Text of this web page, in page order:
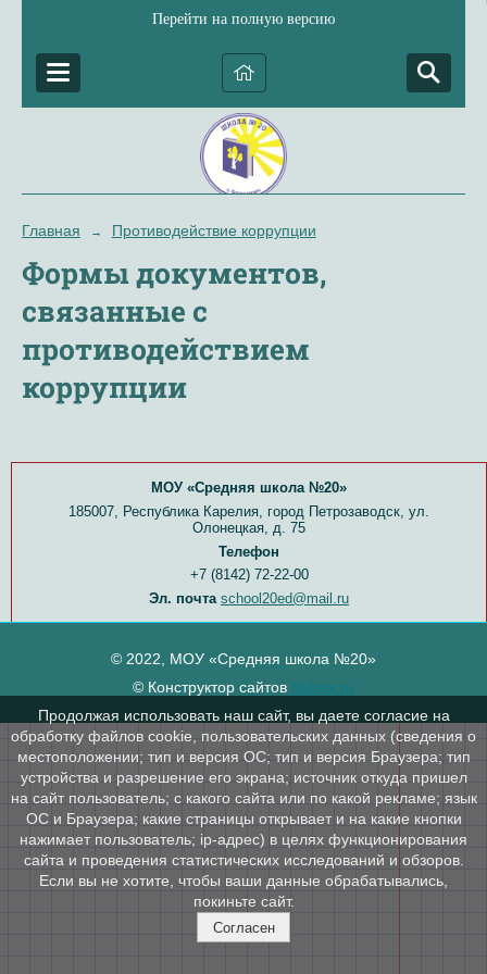
Перейти на полную версию
Главная → Противодействие коррупции
Формы документов,
связанные с
противодействием
коррупции
МОУ «Средняя школа №20»
185007, Республика Карелия, город Петрозаводск, ул.
Олонецкая, д. 75
Телефон
+7 (8142) 72-22-00
Эл. почта school20ed@mail.ru
© 2022, МОУ «Средняя школа №20»
© Конструктор сайтов Nubex.ru
Продолжая использовать наш сайт, вы даете согласие на
обработку файлов cookie, пользовательских данных (сведения о
местоположении; тип и версия ОС; тип и версия Браузера; тип
устройства и разрешение его экрана; источник откуда пришел
на сайт пользователь; с какого сайта или по какой рекламе; язык
ОС и Браузера; какие страницы открывает и на какие кнопки
нажимает пользователь; ip-адрес) в целях функционирования
сайта и проведения статистических исследований и обзоров.
Если вы не хотите, чтобы ваши данные обрабатывались,
покиньте сайт.
Согласен